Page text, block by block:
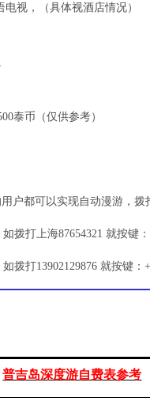
视，（具体视酒店情况）
泰币（仅供参考）
户都可以实现自动漫游，拨
拨打上海87654321 就按键：
拨打13902129876 就按键：
普吉岛深度游自费表参考